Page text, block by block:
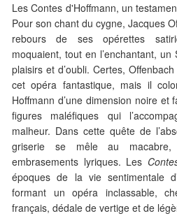
Les Contes d'Hoffmann, un
Pour son chant du cygne, Jacques
rebours de ses opérettes
moquaient, tout en l’enchantant,
plaisirs et d’oubli. Certes,
cet opéra fantastique, mais il
Hoffmann d’une dimension noire et
figures maléfiques qui
malheur. Dans cette quête de
griserie se mêle au
embrasements lyriques. Les
époques de la vie sentimentale
formant un opéra inclassable,
français, dédale de vertige et de